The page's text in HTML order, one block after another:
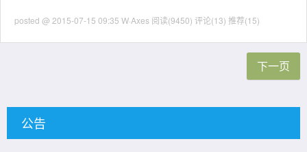
posted @ 2015-07-15 09:35 W·Axes 阅读(9450) 评论(13) 推荐(15)
下一页
公告